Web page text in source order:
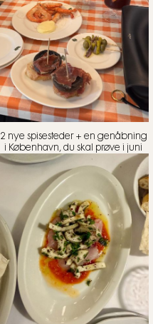
2 nye spisesteder + en genåbning
i København, du skal prøve i juni